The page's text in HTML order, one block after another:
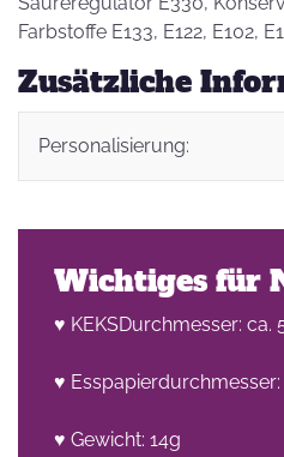
Farbstoffe E133, E122, E102,
Zusätzliche
Personalisierung:
Wichtiges für
♥ KEKSDurchmesser: ca.
♥ Esspapierdurchmesser:
♥ Gewicht: 14g